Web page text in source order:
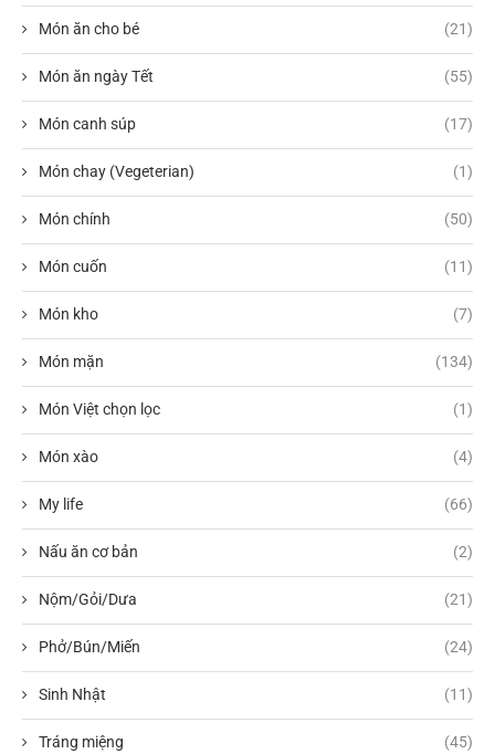
Món ăn cho bé (21)
Món ăn ngày Tết (55)
Món canh súp (17)
Món chay (Vegeterian) (1)
Món chính (50)
Món cuốn (11)
Món kho (7)
Món mặn (134)
Món Việt chọn lọc (1)
Món xào (4)
My life (66)
Nấu ăn cơ bản (2)
Nộm/Gỏi/Dưa (21)
Phở/Bún/Miến (24)
Sinh Nhật (11)
Tráng miệng (45)